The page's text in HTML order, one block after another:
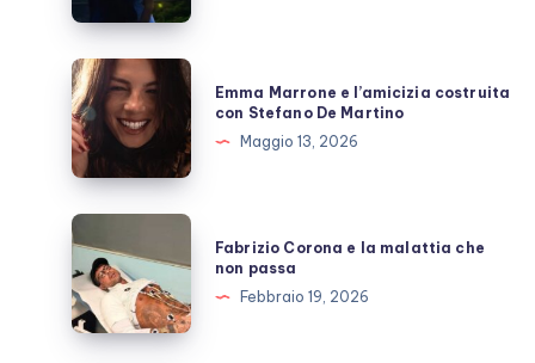
Berruti
allo
scoperto
Emma
Marrone
e
l’amicizia
costruita
con
Stefano
De
Martino
Emma Marrone e l’amicizia costruita
con Stefano De Martino
Maggio 13, 2026
Fabrizio
Corona
e
la
malattia
Fabrizio Corona e la malattia che
non passa
Febbraio 19, 2026